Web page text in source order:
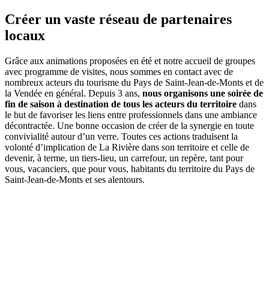
Créer un vaste réseau de partenaires
locaux
Grâce aux animations proposées en été et notre accueil de groupes
avec programme de visites, nous sommes en contact avec de
nombreux acteurs du tourisme du Pays de Saint-Jean-de-Monts et de
la Vendée en général. Depuis 3 ans, nous organisons une soirée de
fin de saison à destination de tous les acteurs du territoire dans
le but de favoriser les liens entre professionnels dans une ambiance
décontractée. Une bonne occasion de créer de la synergie en toute
convivialité autour d’un verre. Toutes ces actions traduisent la
volonté d’implication de La Rivière dans son territoire et celle de
devenir, à terme, un tiers-lieu, un carrefour, un repère, tant pour
vous, vacanciers, que pour vous, habitants du territoire du Pays de
Saint-Jean-de-Monts et ses alentours.